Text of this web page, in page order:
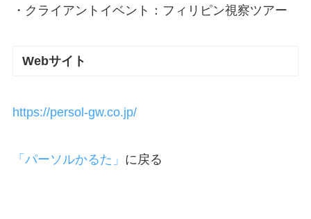
・クライアントイベント：フィリピン視察ツアー
Webサイト
https://persol-gw.co.jp/
「パーソルかるた」 に戻る